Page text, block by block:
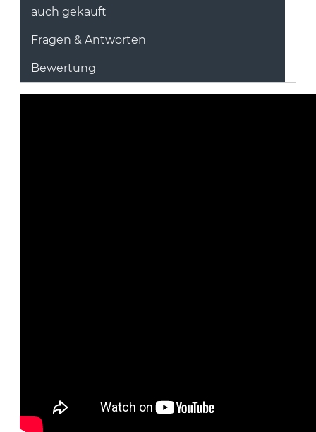
auch gekauft
Fragen & Antworten
Bewertung